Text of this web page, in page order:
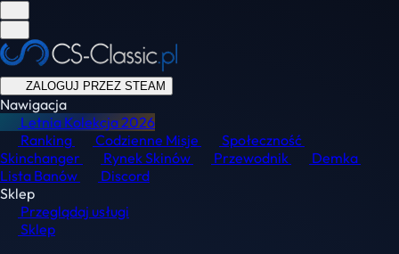
ZALOGUJ PRZEZ STEAM
Nawigacja
Letnia Kolekcja2026
Ranking
Codzienne Misje
Społeczność
Skinchanger
Rynek Skinów Przewodnik
Demka
Lista Banów
Discord
Sklep
Przeglądaj usługi
Sklep